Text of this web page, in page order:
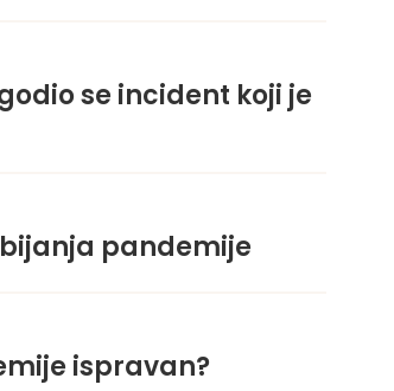
se incident koji je
pandemije
ispravan?